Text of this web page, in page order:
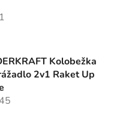
Kolobežka
2v1 Raket Up